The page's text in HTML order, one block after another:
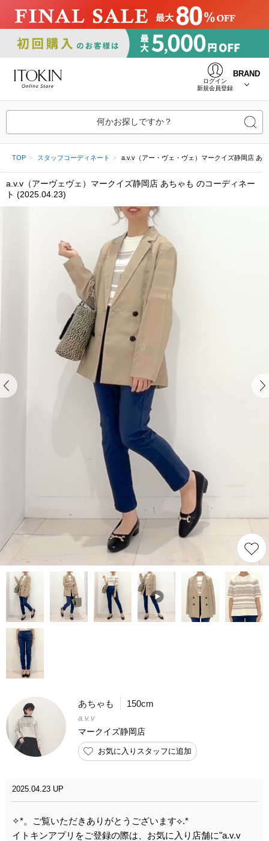
ログイン
新規会員登録
BRAND
何かお探しですか？
TOP スタッフコーディネート a.v.v（アー・ヴェ・ヴェ）マークイズ静岡店 あ
a.v.v（アーヴェヴェ）マークイズ静岡店 あちゃも のコーディネー
ト (2025.04.23)
あちゃも 150cm
a.v.v
マークイズ静岡店
お気に入りスタッフに追加
2025.04.23 UP
✧︎*。ご覧いただきありがとうございます⟡.*
イトキンアプリをご登録の際は、お気に入り店舗に"a.v.v